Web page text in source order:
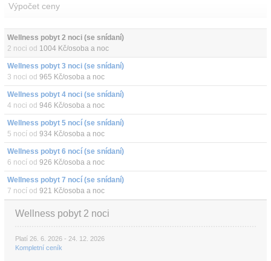
Výpočet ceny
Wellness pobyt 2 noci (se snídaní)
2 noci od 1004 Kč/osoba a noc
Wellness pobyt 3 noci (se snídaní)
3 noci od 965 Kč/osoba a noc
Wellness pobyt 4 noci (se snídaní)
4 noci od 946 Kč/osoba a noc
Wellness pobyt 5 nocí (se snídaní)
5 nocí od 934 Kč/osoba a noc
Wellness pobyt 6 nocí (se snídaní)
6 nocí od 926 Kč/osoba a noc
Wellness pobyt 7 nocí (se snídaní)
7 nocí od 921 Kč/osoba a noc
Wellness pobyt 2 noci
Platí 26. 6. 2026 - 24. 12. 2026
Kompletní ceník